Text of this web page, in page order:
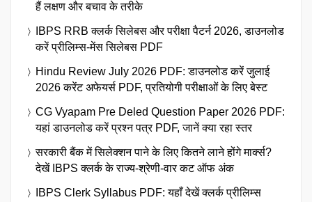
हैं लक्षण और बचाव के तरीके
IBPS RRB क्लर्क सिलेबस और परीक्षा पैटर्न 2026, डाउनलोड
करें प्रीलिम्स-मेंस सिलेबस PDF
Hindu Review July 2026 PDF: डाउनलोड करें जुलाई
2026 करेंट अफेयर्स PDF, प्रतियोगी परीक्षाओं के लिए बेस्ट
CG Vyapam Pre Deled Question Paper 2026 PDF:
यहां डाउनलोड करें प्रश्न पत्र PDF, जानें क्या रहा स्तर
सरकारी बैंक में सिलेक्शन पाने के लिए कितने लाने होंगे मार्क्स?
देखें IBPS क्लर्क के राज्य-श्रेणी-वार कट ऑफ अंक
IBPS Clerk Syllabus PDF: यहाँ देखें क्लर्क प्रीलिम्स